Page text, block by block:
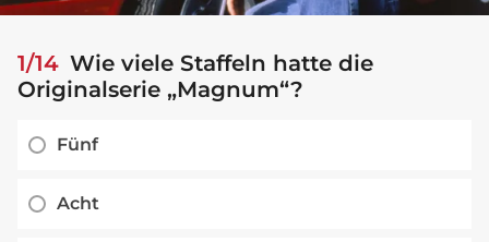
1/14 Wie viele Staffeln hatte die
Originalserie „Magnum“?
Fünf
Acht